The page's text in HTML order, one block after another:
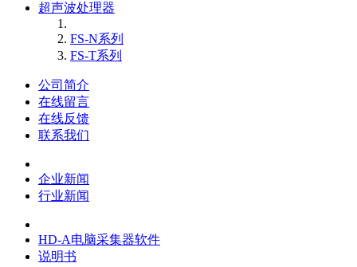
超声波处理器
FS-N系列
FS-T系列
公司简介
在线留言
在线反馈
联系我们
企业新闻
行业新闻
HD-A电脑采集器软件
说明书